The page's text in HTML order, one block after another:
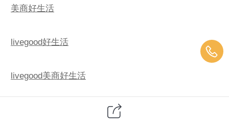
美商好生活
livegood好生活
livegood美商好生活